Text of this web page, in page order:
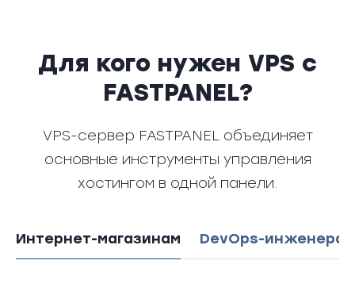
Для кого нужен VPS с
FASTPANEL?
VPS-сервер FASTPANEL объединяет
основные инструменты управления
хостингом в одной панели.
Интернет-магазинам DevOps-